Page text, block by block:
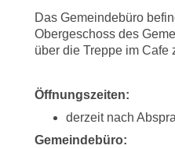
Das Gemeindebüro
Obergeschoss des
über die Treppe im Cafe
Öffnungszeiten:
derzeit nach
Gemeindebüro: